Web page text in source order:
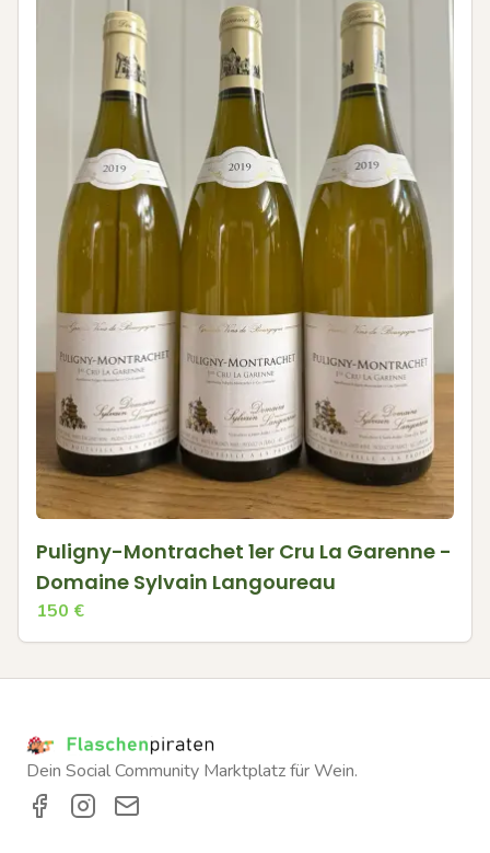
Puligny-Montrachet 1er Cru La Garenne -
Domaine Sylvain Langoureau
150 €
Dein Social Community Marktplatz für Wein.